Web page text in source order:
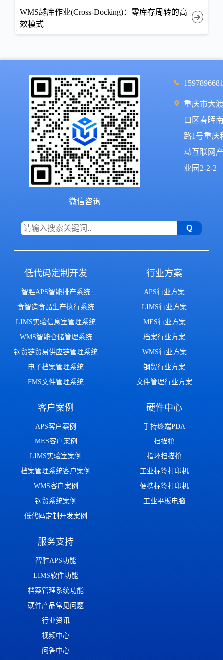
WMS越库作业(Cross-Docking)：零库存周转的高
效模式
微信咨询
重庆市大
口区春晖
路1号重庆
动互联网
业园2-2-2
低代码定制开发
智胜APS智能排产系统
食智造食品生产执行系统
LIMS实验信息室管理系统
WMS智能仓储管理系统
钢贸链贸易供应链管理系统
电子档案管理系统
FMS文件管理系统
行业方案
APS行业方案
LIMS行业方案
MES行业方案
档案行业方案
WMS行业方案
钢贸行业方案
文件管理行业方案
客户案例
APS客户案例
MES客户案例
LIMS实验室案例
档案管理系统客户案例
WMS客户案例
钢贸系统案例
低代码定制开发案例
硬件中心
手持终端PDA
扫描枪
指环扫描枪
工业标签打印机
便携标签打印机
工业平板电脑
服务支持
智胜APS功能
LIMS软件功能
档案管理系统功能
硬件产品常见问题
行业资讯
视频中心
问答中心